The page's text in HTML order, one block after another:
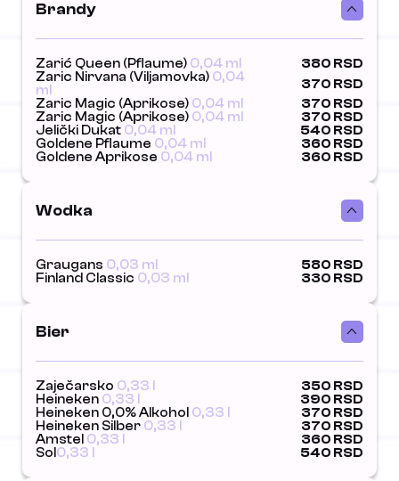
Brandy
Zarić Queen (Pflaume) 0,04 ml
380 RSD
Zaric Nirvana (Viljamovka) 0,04
ml
370 RSD
Zaric Magic (Aprikose) 0,04 ml
370 RSD
Zaric Magic (Aprikose) 0,04 ml
370 RSD
Jelički Dukat 0,04 ml
540 RSD
Goldene Pflaume 0,04 ml
360 RSD
Goldene Aprikose 0,04 ml 360 RSD
Wodka
Graugans 0,03 ml
580 RSD
Finland Classic 0,03 ml 330 RSD
Bier
Zaječarsko 0,33 l
350 RSD
Heineken 0,33 l
390 RSD
Heineken 0,0% Alkohol 0,33 l
370 RSD
Heineken Silber 0,33 l
370 RSD
Amstel 0,33 l
360 RSD
Sol 0,33 l 540 RSD